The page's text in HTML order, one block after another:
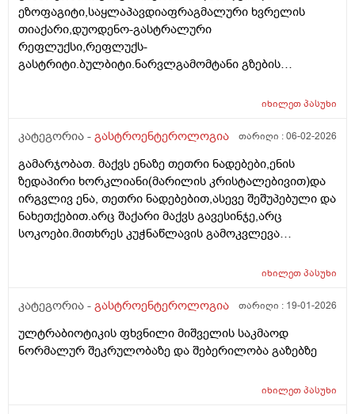
მხარესაც ხოლმე ეს რისი ბრალი უნდა იყოს ? ასევე
მაქვს სპირალიც და შეიძლება ამისგან მოდიოდეს
ტკივილი თუ ეს ყველაფერი რაც მჭირს აქედან
მოდიოდეს და მაინც მირჩიეთ ვის და როგორ
ეზოფაგიტი,საყლაპავდიაფრაგმალური ხვრელის
თიაქარი,დუოდენო-გასტრალური
რეფლუქსი,რეფლუქს-
გასტრიტი.ბულბიტი.ნარვლგამომტანი გზების
ამიხსენიტ არასამედიცინო ენაზე და რა მედიკამენტები
ყრუ ტკივილი მაქვს მარჯვენა მხარეს
იხილეთპასუხი
კატეგორია - გასტროენტეროლოგია თარიღი :06-02-2026
გამარჯობათ. მაქვს ენაზე თეთრი ნადებები,ენის
ზედაპირი ხორკლიანი(მარილის კრისტალებივით)და
ირგვლივ ენა, თეთრი ნადებებით,ასევე შეშუპებული და
ნახეთქებით.არც შაქარი მაქვს გავესინჯე,არც
სოკოები.მითხრეს კუჭნაწლავის გამოკვლევა
პრობლემებმა?არადა, არ მაწუხებს საერთოდ
ჩავიტარო?
იხილეთპასუხი
კატეგორია - გასტროენტეროლოგია თარიღი : 19-01-2026
ულტრაბიოტიკის ფხვნილი მიშველის საკმაოდ
ნორმალურ შეკრულობაზე და შებერილობა გაზებზე
იხილეთპასუხი